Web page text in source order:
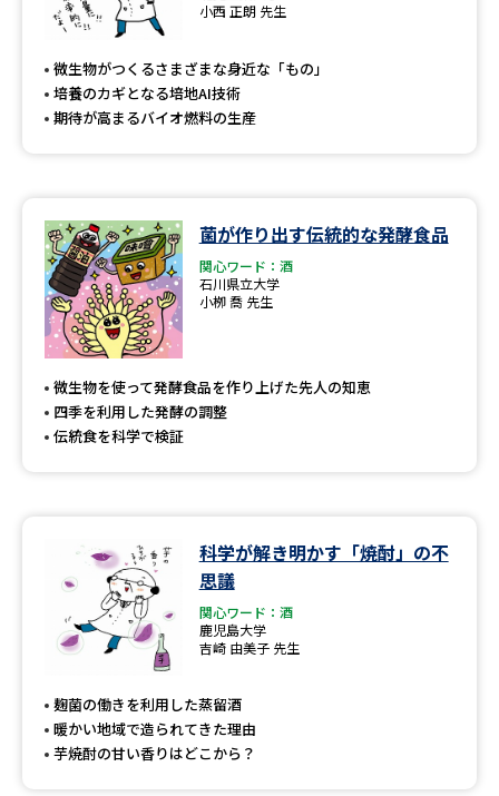
小西 正朗 先生
微生物がつくるさまざまな身近な「もの」
培養のカギとなる培地AI技術
期待が高まるバイオ燃料の生産
菌が作り出す伝統的な発酵食品
関心ワード：酒
石川県立大学
小栁 喬 先生
微生物を使って発酵食品を作り上げた先人の知恵
四季を利用した発酵の調整
伝統食を科学で検証
科学が解き明かす「焼酎」の不
思議
関心ワード：酒
鹿児島大学
吉崎 由美子 先生
麹菌の働きを利用した蒸留酒
暖かい地域で造られてきた理由
芋焼酎の甘い香りはどこから？